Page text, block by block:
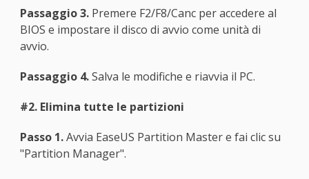
Passaggio 3.Premere F2/F8/Canc per accedere al
BIOS e impostare il disco di avvio come unità di
avvio.
Passaggio 4.Salva le modifiche e riavvia il PC.
#2. Elimina tutte le partizioni
Passo 1.Avvia EaseUS Partition Master e fai clic su
"Partition Manager".